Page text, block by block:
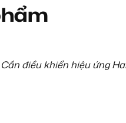
điều khiển hiệu ứng